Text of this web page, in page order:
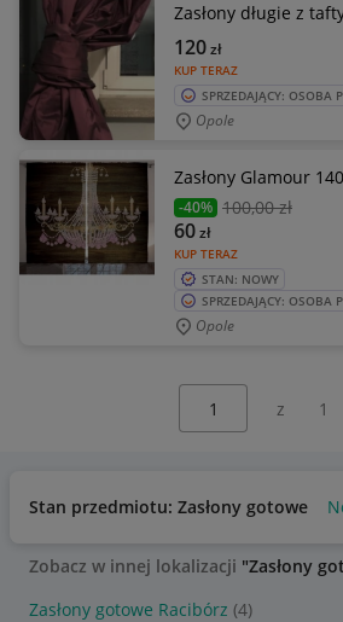
Zasłony długie z
KUP TERAZ
120zł
SPRZEDAJĄCY: OSOBA
Opole
Zasłony Glamour
-40% 100,00 zł
KUP TERAZ
60zł
STAN: NOWY
SPRZEDAJĄCY: OSOBA
Opole
z 1
Stan przedmiotu: Zasłony gotowe
Zobacz w innej lokalizacji "Zasłony
Zasłony gotowe Racibórz (4)